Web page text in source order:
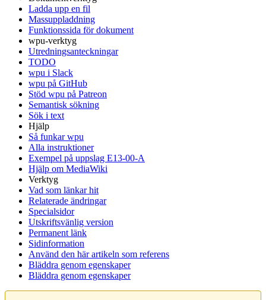
Ladda upp en fil
Massuppladdning
Funktionssida för dokument
wpu-verktyg
Utredningsanteckningar
TODO
wpu i Slack
wpu på GitHub
Stöd wpu på Patreon
Semantisk sökning
Sök i text
Hjälp
Så funkar wpu
Alla instruktioner
Exempel på uppslag E13-00-A
Hjälp om MediaWiki
Verktyg
Vad som länkar hit
Relaterade ändringar
Specialsidor
Utskriftsvänlig version
Permanent länk
Sidinformation
Använd den här artikeln som referens
Bläddra genom egenskaper
Bläddra genom egenskaper